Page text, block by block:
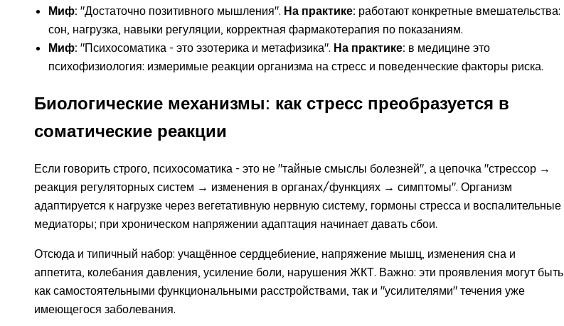
Миф: "Достаточно позитивного мышления". На практике: работают конкретные вмешательства:
сон, нагрузка, навыки регуляции, корректная фармакотерапия по показаниям.
Миф: "Психосоматика - это эзотерика и метафизика". На практике: в медицине это
психофизиология: измеримые реакции организма на стресс и поведенческие факторы риска.
Биологические механизмы: как стресс преобразуется в
соматические реакции
Если говорить строго, психосоматика - это не "тайные смыслы болезней", а цепочка "стрессор →
реакция регуляторных систем → изменения в органах/функциях → симптомы". Организм
адаптируется к нагрузке через вегетативную нервную систему, гормоны стресса и воспалительные
медиаторы; при хроническом напряжении адаптация начинает давать сбои.
Отсюда и типичный набор: учащённое сердцебиение, напряжение мышц, изменения сна и
аппетита, колебания давления, усиление боли, нарушения ЖКТ. Важно: эти проявления могут быть
как самостоятельными функциональными расстройствами, так и "усилителями" течения уже
имеющегося заболевания.